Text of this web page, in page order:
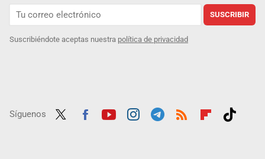
SUSCRIBIR
Suscribiéndote aceptas nuestra política de privacidad
Síguenos